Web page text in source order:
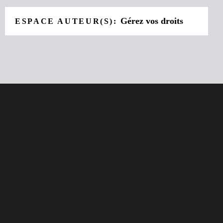
ESPACE AUTEUR(S): Gérez vos droits